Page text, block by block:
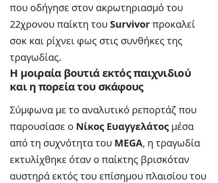
που οδήγησε στον ακρωτηριασμό του
22χρονου παίκτη του Survivorπροκαλεί
σοκ και ρίχνει φως στις συνθήκες της
τραγωδίας.
Η μοιραία βουτιά εκτός παιχνιδιού
και η πορεία του σκάφους
Σύμφωνα με το αναλυτικό ρεπορτάζ που
παρουσίασε ο Νίκος Ευαγγελάτος μέσα
από τη συχνότητα του MEGA, η τραγωδία
εκτυλίχθηκε όταν ο παίκτης βρισκόταν
αυστηρά εκτός του επίσημου πλαισίου του